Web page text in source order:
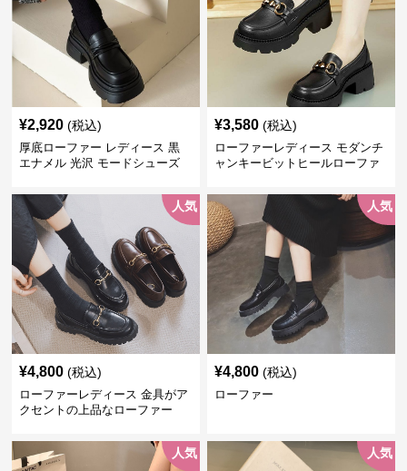
¥2,920 (税込)
厚底ローファー レディース 黒
エナメル 光沢 モードシューズ
¥3,580 (税込)
ローファーレディース モダンチ
ャンキービットヒールローファ
人気
¥4,800 (税込)
ローファーレディース 金具がア
クセントの上品なローファー
人気
¥4,800 (税込)
ローファー
人気 人気